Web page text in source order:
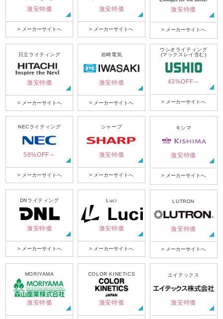
激安特価
> メーカーサイトへ
激安特価
> メーカーサイトへ
激安特価
> メーカーサイトへ
日立ライティング
激安特価
> メーカーサイトへ
岩崎電気
激安特価
> メーカーサイトへ
ウシオライティング
(マックスレイ含む)
43%OFF～
> メーカーサイトへ
NECライティング
58%OFF～
> メーカーサイトへ
シャープ
激安特価
> メーカーサイトへ
キシマ
激安特価
> メーカーサイトへ
DNライティング
激安特価
> メーカーサイトへ
Luci
激安特価
> メーカーサイトへ
LUTRON
激安特価
> メーカーサイトへ
MORIYAMA
激安特価
COLOR KINETICS
激安特価
エイテックス
激安特価